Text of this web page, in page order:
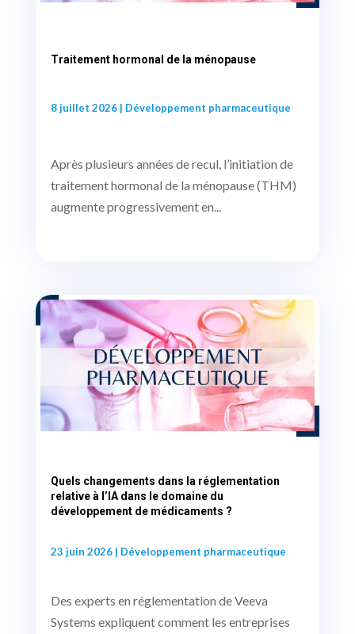
Traitement hormonal de la ménopause
8 juillet 2026| Développement pharmaceutique
Après plusieurs années de recul, l’initiation de
traitement hormonal de la ménopause (THM)
augmente progressivement en...
Quels changements dans la réglementation
relative à l’IA dans le domaine du
développement de médicaments ?
23 juin 2026| Développement pharmaceutique
Des experts en réglementation de Veeva
Systems expliquent comment les entreprises